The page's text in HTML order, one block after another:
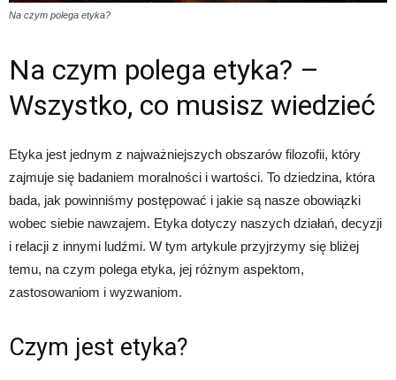
Na czym polega etyka?
Na czym polega etyka? –
Wszystko, co musisz wiedzieć
Etyka jest jednym z najważniejszych obszarów filozofii, który
zajmuje się badaniem moralności i wartości. To dziedzina, która
bada, jak powinniśmy postępować i jakie są nasze obowiązki
wobec siebie nawzajem. Etyka dotyczy naszych działań, decyzji
i relacji z innymi ludźmi. W tym artykule przyjrzymy się bliżej
temu, na czym polega etyka, jej różnym aspektom,
zastosowaniom i wyzwaniom.
Czym jest etyka?